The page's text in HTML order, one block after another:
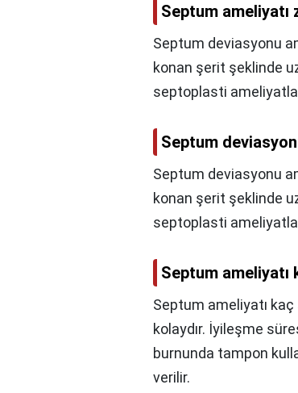
Septum ameliyatı
Septum deviasyonu
konan şerit şeklinde
septoplasti
Septum
Septum deviasyonu
konan şerit şeklinde
septoplasti
Septum
Septum ameliyatı
kolaydır. İyileşme
burnunda tampon
verilir.